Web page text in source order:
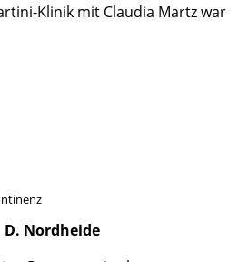
Klinik mit Claudia Martz war
nachdem ein Verdi Streik
ging es rasch und
Alex bis hin zu den
der nächste richtige Schritt ist
mit emphatischer
Nordheide